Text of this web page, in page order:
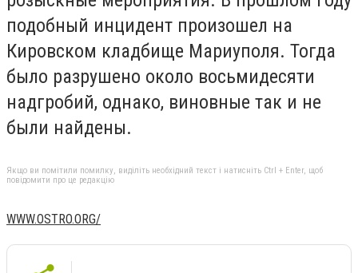
подобный инцидент произошел на
Кировском кладбище Мариуполя. Тогда
было разрушено около восьмидесяти
надгробий, однако, виновные так и не
были найдены.
Якщо ви помітили помилку, виділіть необхідний текст і натисніть Ctrl + Enter, щоб
повідомити про це редакцію
WWW.OSTRO.ORG/